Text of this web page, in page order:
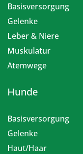
Basisversorgung
Gelenke
Leber & Niere
Muskulatur
Atemwege
Hunde
Basisversorgung
Gelenke
Haut/Haar